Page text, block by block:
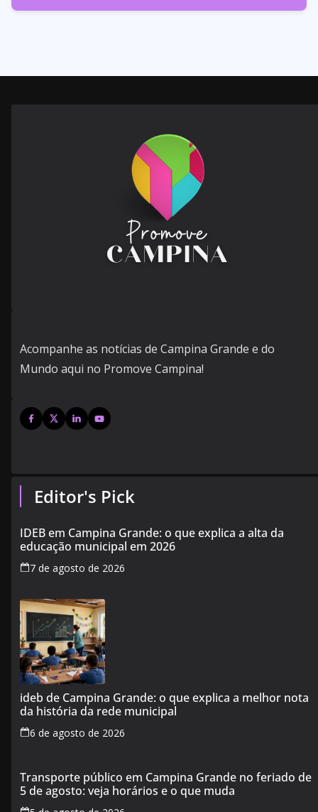
Acompanhe as notícias de Campina Grande e do
Mundo aqui no Promove Campina!
Editor's Pick
IDEB em Campina Grande: o que explica a alta da
educação municipal em 2026
7 de agosto de 2026
ideb de Campina Grande: o que explica a melhor nota
da história da rede municipal
6 de agosto de 2026
Transporte público em Campina Grande no feriado de
5 de agosto: veja horários e o que muda